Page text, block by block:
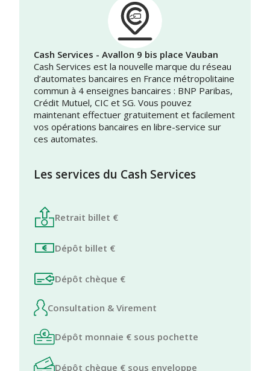
Cash Services - Avallon 9 bis place Vauban
Cash Services est la nouvelle marque du réseau
d’automates bancaires en France métropolitaine
commun à 4 enseignes bancaires : BNP Paribas,
Crédit Mutuel, CIC et SG. Vous pouvez
maintenant effectuer gratuitement et facilement
vos opérations bancaires en libre-service sur
ces automates.
Les services du Cash Services
Retrait billet €
Dépôt billet €
Dépôt chèque €
Consultation & Virement
Dépôt monnaie € sous pochette
Dépôt chèque € sous enveloppe